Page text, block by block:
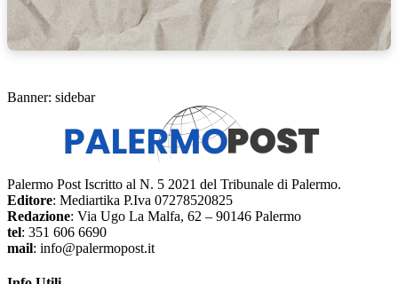
Banner: sidebar
Palermo Post Iscritto al N. 5 2021 del Tribunale di Palermo.
Editore: Mediartika P.Iva 07278520825
Redazione: Via Ugo La Malfa, 62 – 90146 Palermo
tel: 351 606 6690
mail: info@palermopost.it